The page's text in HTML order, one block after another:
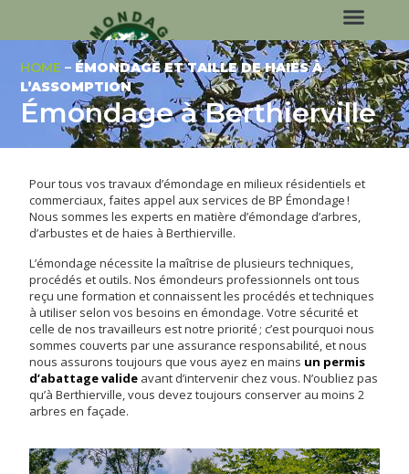
HOME – ÉMONDAGE ET TAILLE DE HAIES À
L’ASSOMPTION
Émondage à Berthierville
Pour tous vos travaux d’émondage en milieux résidentiels et
commerciaux, faites appel aux services de BP Émondage !
Nous sommes les experts en matière d’émondage d’arbres,
d’arbustes et de haies à Berthierville.
L’émondage nécessite la maîtrise de plusieurs techniques,
procédés et outils. Nos émondeurs professionnels ont tous
reçu une formation et connaissent les procédés et techniques
à utiliser selon vos besoins en émondage. Votre sécurité et
celle de nos travailleurs est notre priorité ; c’est pourquoi nous
sommes couverts par une assurance responsabilité, et nous
nous assurons toujours que vous ayez en mains un permis
d’abattage valide avant d’intervenir chez vous. N’oubliez pas
qu’à Berthierville, vous devez toujours conserver au moins 2
arbres en façade.